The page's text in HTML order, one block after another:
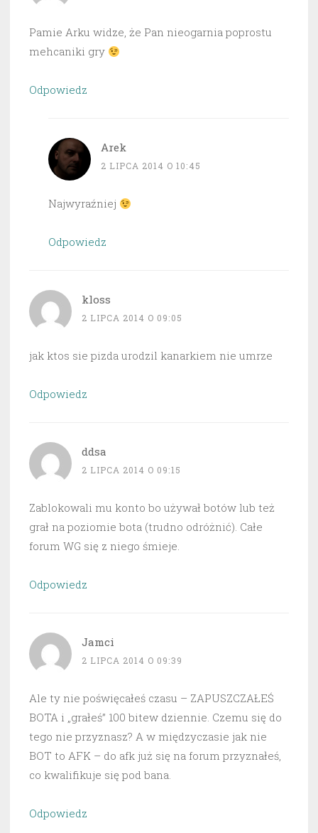
Pamie Arku widze, że Pan nieogarnia poprostu
mehcaniki gry
Odpowiedz
Arek
2 LIPCA 2014 O 10:45
Najwyraźniej
Odpowiedz
kloss
2 LIPCA 2014 O 09:05
jak ktos sie pizda urodzil kanarkiem nie umrze
Odpowiedz
ddsa
2 LIPCA 2014 O 09:15
Zablokowali mu konto bo używał botów lub też
grał na poziomie bota (trudno odróżnić). Całe
forum WG się z niego śmieje.
Odpowiedz
Jamci
2 LIPCA 2014 O 09:39
Ale ty nie poświęcałeś czasu – ZAPUSZCZAŁEŚ
BOTA i „grałeś” 100 bitew dziennie. Czemu się do
tego nie przyznasz? A w międzyczasie jak nie
BOT to AFK – do afk już się na forum przyznałeś,
co kwalifikuje się pod bana.
Odpowiedz